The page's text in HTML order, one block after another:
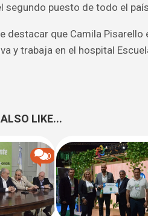
segundo puesto de todo el
destacar que Camila Pisarello
y trabaja en el hospital
LIKE...
0